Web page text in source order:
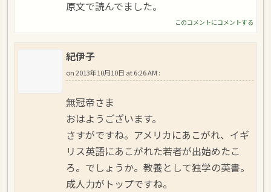
原文で読んでました。
このコメントにコメントする
紀伊子
on2013年10月10日 at 6:26 AM :
無冠帝さま
おはようございます。
さすがですね。アメリカにあこがれ、イギ
リス英語にあこがれた若者が出始めたこ
ろ。でしょうか。教養として独学の英書。
成人力がトップですね。